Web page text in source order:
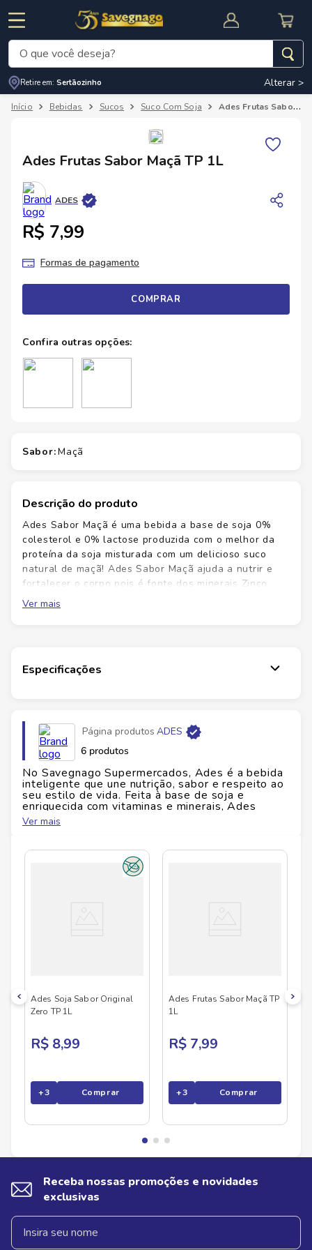
CUPOM DE DESCONTO
O que você deseja?
Retire em: Sertãozinho Alterar >
Bebidas Sucos Suco Com Soja Ades Frutas Sabor Maçã TP 1L
Ades Frutas Sabor Maçã TP 1L
ADES
R$ 7,99
Formas de pagamento
COMPRAR
sabor: maçã
Descrição do produto
Ades Sabor Maçã é uma bebida a base de soja 0%
colesterol e 0% lactose produzida com o melhor da
proteína da soja misturada com um delicioso suco
natural de maçã! Ades Sabor Maçã ajuda a nutrir e
fortalecer o corpo pois é fonte dos minerais Zinco,
Vitaminas C, B2, B3, B6, B12, e Ácido Fólico. Ades
Sabor Maçã 1L é uma excelente opção para refrescar
Ver mais
Especificações
Página produtos ADES
6 produtos
No Savegnago Supermercados, Ades é a bebida
inteligente que une nutrição, sabor e respeito ao
seu estilo de vida. Feita à base de soja e
enriquecida com vitaminas e minerais, Ades
oferece uma alternativa vegetal saborosa e
equilibrada para quem busca bem-estar sem abrir
manhã, no lanche ou acompanhando refeições
leves. Com sabores que vão do tradicional
chocolate ao morango, maçã e banana, Ades
lactose ou quem simplesmente prefere uma
bebida funcional, nutritiva e de origem vegetal.
Cada embalagem entrega conveniência e cuidado,
com ingredientes selecionados e foco na saúde
saudável.
Ver mais
Ades Soja Sabor Original
Zero TP 1L
R$ 8,99
+3 Comprar
Ades Frutas Sabor Maçã TP
1L
R$ 7,99
+3 Comprar
Receba nossas promoções e novidades
exclusivas
Termos mais buscados
3º
cerveja
4º
carne
5º arroz